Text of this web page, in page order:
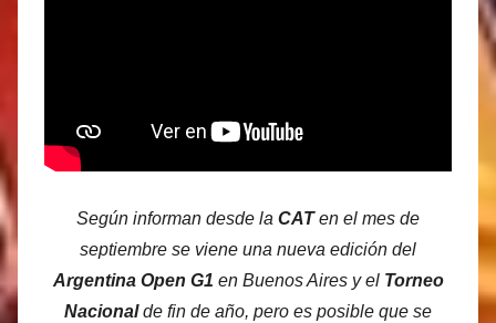
Según informan desde la CATen el mes de
septiembre se viene una nueva edición del
Argentina Open G1 en Buenos Aires y el Torneo
Nacionalde fin de año, pero es posible que se